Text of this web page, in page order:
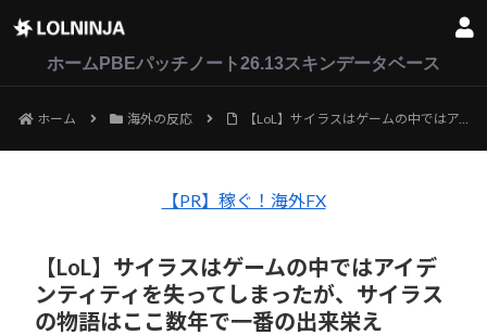
ホーム PBEパッチノート26.13スキンデータベース
ホーム 海外の反応 【LoL】サイラスはゲームの中ではアイデンティティを失ってしまったが、サイラスの物語はここ数年で一番の出来栄え
【PR】稼ぐ！海外FX
【LoL】サイラスはゲームの中ではアイデ
ンティティを失ってしまったが、サイラス
の物語はここ数年で一番の出来栄え